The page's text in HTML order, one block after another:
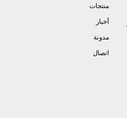
منتجات
أخبار
مدونة
اتصال